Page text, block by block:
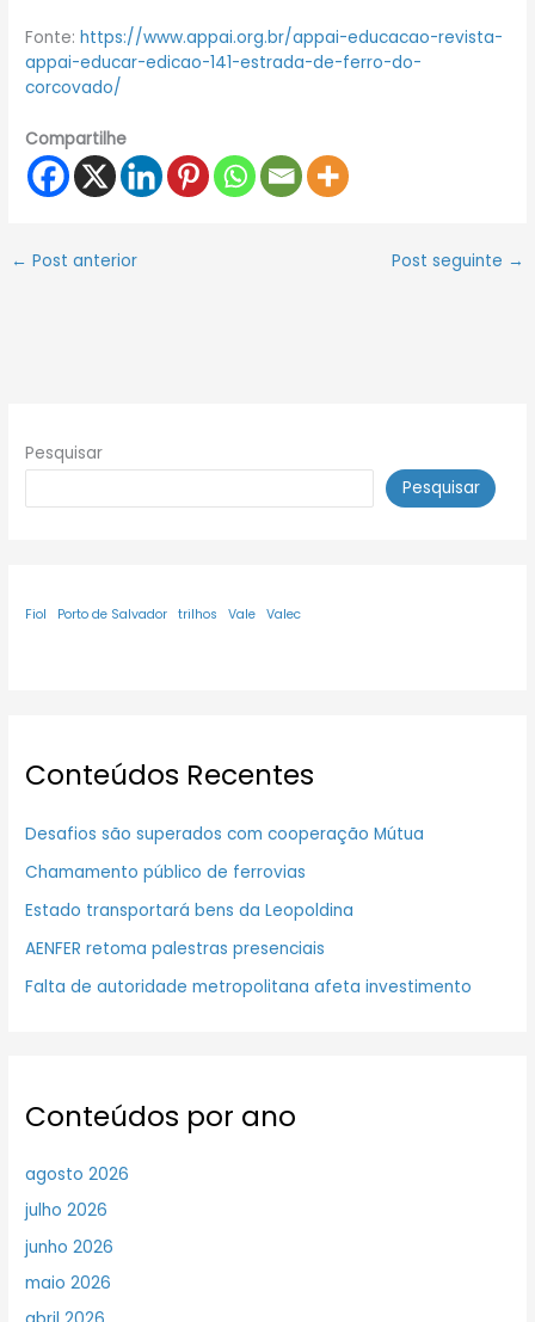
Fonte: https://www.appai.org.br/appai-educacao-revista-
appai-educar-edicao-141-estrada-de-ferro-do-
corcovado/
Compartilhe
← Post anterior Post seguinte →
Pesquisar
Pesquisar
Fiol Porto de Salvador trilhos Vale Valec
Conteúdos Recentes
Desafios são superados com cooperação Mútua
Chamamento público de ferrovias
Estado transportará bens da Leopoldina
AENFER retoma palestras presenciais
Falta de autoridade metropolitana afeta investimento
Conteúdos por ano
agosto 2026
julho 2026
junho 2026
maio 2026